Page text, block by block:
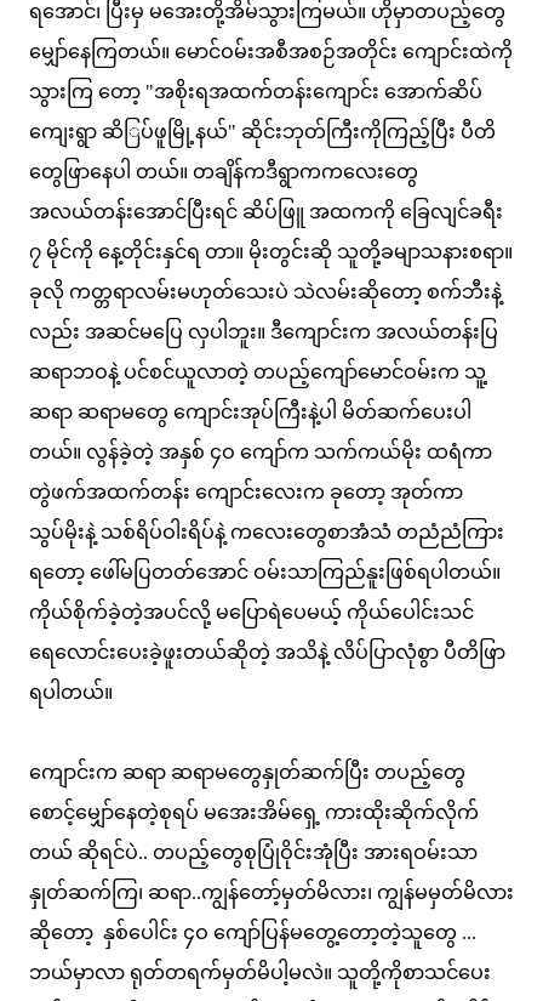
ရအောင်၊ ပြီးမှ မအေးတို့အိမ်သွားကြမယ်။ ဟိုမှာတပည့်တွေ
မျှော်နေကြတယ်။ မောင်ဝမ်းအစီအစဉ်အတိုင်း ကျောင်းထဲကို
သွားကြ တော့ "အစိုးရအထက်တန်းကျောင်း အောက်ဆိပ်
ကျေးရွာ ဆိြပ်ဖူမြို့နယ်" ဆိုင်းဘုတ်ကြီးကိုကြည့်ပြီး ပီတိ
တွေဖြာနေပါ တယ်။ တချိန်ကဒီရွာကကလေးတွေ
အလယ်တန်းအောင်ပြီးရင် ဆိပ်ဖြူ အထကကို ခြေလျင်ခရီး
၇ မိုင်ကို နေ့တိုင်းနှင်ရ တာ။ မိုးတွင်းဆို သူတို့ခမျာသနားစရာ။
ခုလို ကတ္တရာလမ်းမဟုတ်သေးပဲ သဲလမ်းဆိုတော့ စက်ဘီးနဲ့
လည်း အဆင်မပြေ လှပါဘူး။ ဒီကျောင်းက အလယ်တန်းပြ
ဆရာဘဝနဲ့ ပင်စင်ယူလာတဲ့ တပည့်ကျော်မောင်ဝမ်းက သူ့
ဆရာ ဆရာမတွေ ကျောင်းအုပ်ကြီးနဲ့ပါ မိတ်ဆက်ပေးပါ
တယ်။ လွန်ခဲ့တဲ့ အနှစ် ၄ဝ ကျော်က သက်ကယ်မိုး ထရံကာ
တွဲဖက်အထက်တန်း ကျောင်းလေးက ခုတော့ အုတ်ကာ
သွပ်မိုးနဲ့ သစ်ရိပ်ဝါးရိပ်နဲ့ ကလေးတွေစာအံသံ တညံညံကြား
ရတော့ ဖေါ်မပြတတ်အောင် ဝမ်းသာကြည်နူးဖြစ်ရပါတယ်။
ကိုယ်စိုက်ခဲ့တဲ့အပင်လို့ မပြောရဲပေမယ့် ကိုယ်ပေါင်းသင်
ရေလောင်းပေးခဲ့ဖူးတယ်ဆိုတဲ့ အသိနဲ့ လိပ်ပြာလုံစွာ ပီတိဖြာ
ရပါတယ်။
ကျောင်းက ဆရာ ဆရာမတွေနှုတ်ဆက်ပြီး တပည့်တွေ
စောင့်မျှော်နေတဲ့စုရပ် မအေးအိမ်ရှေ့ ကားထိုးဆိုက်လိုက်
တယ် ဆိုရင်ပဲ.. တပည့်တွေစုပြုံဝိုင်းအုံပြီး အားရဝမ်းသာ
နှုတ်ဆက်ကြ၊ ဆရာ..ကျွန်တော့်မှတ်မိလား၊ ကျွန်မမှတ်မိလား
ဆိုတော့ နှစ်ပေါင်း ၄ဝ ကျော်ပြန်မတွေ့တော့တဲ့သူတွေ ...
ဘယ်မှာလာ ရုတ်တရက်မှတ်မိပါ့မလဲ။ သူတို့ကိုစာသင်ပေး